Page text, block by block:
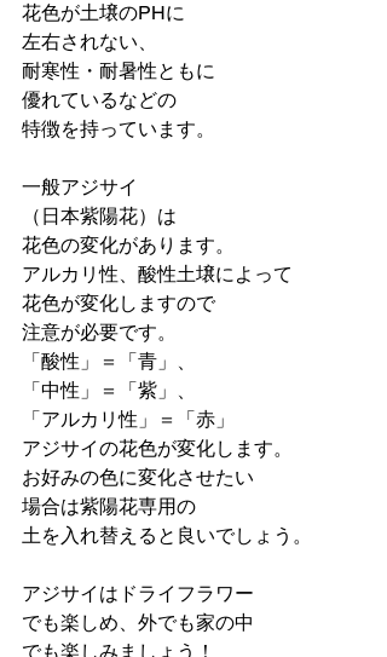
花色が土壌のPHに
左右されない、
耐寒性・耐暑性ともに
優れているなどの
特徴を持っています。
一般アジサイ
（日本紫陽花）は
花色の変化があります。
アルカリ性、酸性土壌によって
花色が変化しますので
注意が必要です。
「酸性」＝「青」、
「中性」＝「紫」、
「アルカリ性」＝「赤」
アジサイの花色が変化します。
お好みの色に変化させたい
場合は紫陽花専用の
土を入れ替えると良いでしょう。
アジサイはドライフラワー
でも楽しめ、外でも家の中
でも楽しみましょう！